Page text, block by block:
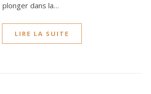
dans la…
LIRE LA SUITE